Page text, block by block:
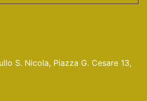
S. Nicola, Piazza G. Cesare 13,